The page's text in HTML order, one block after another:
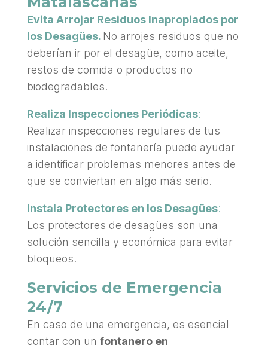
Evita Arrojar Residuos Inapropiados por
los Desagües. No arrojes residuos que no
deberían ir por el desagüe, como aceite,
restos de comida o productos no
biodegradables.
Realiza Inspecciones Periódicas:
Realizar inspecciones regulares de tus
instalaciones de fontanería puede ayudar
a identificar problemas menores antes de
que se conviertan en algo más serio.
Instala Protectores en los Desagües:
Los protectores de desagües son una
solución sencilla y económica para evitar
bloqueos.
Servicios de Emergencia
24/7
En caso de una emergencia, es esencial
contar con un fontanero en